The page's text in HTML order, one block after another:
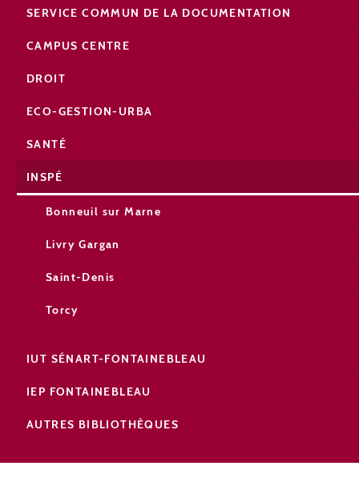
SERVICE COMMUN DE LA DOCUMENTATION
CAMPUS CENTRE
DROIT
ECO-GESTION-URBA
SANTÉ
INSPÉ
Bonneuil sur Marne
Livry Gargan
Saint-Denis
Torcy
IUT SÉNART-FONTAINEBLEAU
IEP FONTAINEBLEAU
AUTRES BIBLIOTHÈQUES